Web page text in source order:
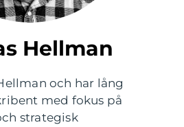
Hellman
och har lång
med fokus på
strategisk